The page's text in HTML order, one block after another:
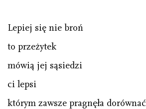
Lepiej się nie broń
to przeżytek
mówią jej sąsiedzi
ci lepsi
którym zawsze pragnęła dorównać